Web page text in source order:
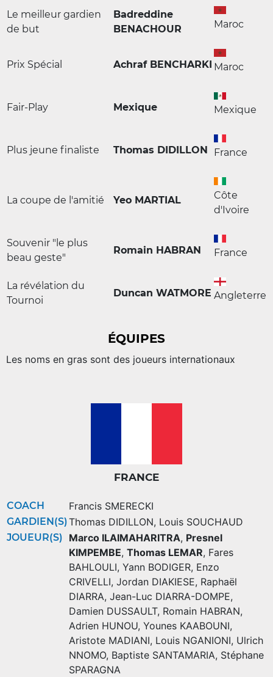
Le meilleur gardien
de but
Badreddine
BENACHOUR
Maroc
Prix Spécial Achraf BENCHARKI Maroc
Fair-Play Mexique Mexique
Plus jeune finaliste Thomas DIDILLON France
La coupe de l'amitié Yeo MARTIAL
Côte
d'Ivoire
Souvenir "le plus
beau geste"
Romain HABRAN France
La révélation du
Tournoi
Duncan WATMORE Angleterre
ÉQUIPES
Les noms en gras sont des joueurs internationaux
FRANCE
COACH Francis SMERECKI
GARDIEN(S)Thomas DIDILLON, Louis SOUCHAUD
JOUEUR(S) Marco ILAIMAHARITRA, Presnel
KIMPEMBE, Thomas LEMAR, Fares
BAHLOULI, Yann BODIGER, Enzo
CRIVELLI, Jordan DIAKIESE, Raphaël
DIARRA, Jean-Luc DIARRA-DOMPE,
Damien DUSSAULT, Romain HABRAN,
Adrien HUNOU, Younes KAABOUNI,
Aristote MADIANI, Louis NGANIONI, Ulrich
NNOMO, Baptiste SANTAMARIA, Stéphane
SPARAGNA